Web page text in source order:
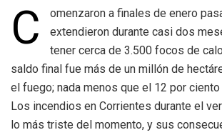
C
omenzaron a finales de enero
extendieron durante casi dos
tener cerca de 3.500 focos de
saldo final fue más de un millón de
el fuego; nada menos que el 12 por
Los incendios en Corrientes durante el
lo más triste del momento, y sus